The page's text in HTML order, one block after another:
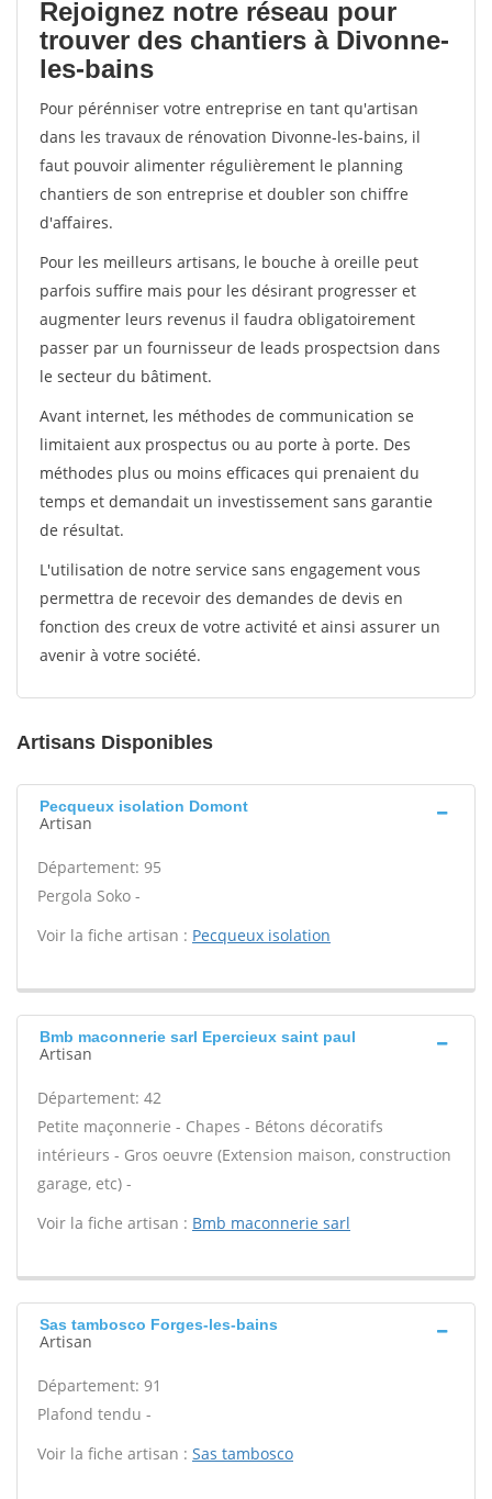
Rejoignez notre réseau pour
trouver des chantiers à Divonne-
les-bains
Pour pérénniser votre entreprise en tant qu'artisan
dans les travaux de rénovation Divonne-les-bains, il
faut pouvoir alimenter régulièrement le planning
chantiers de son entreprise et doubler son chiffre
d'affaires.
Pour les meilleurs artisans, le bouche à oreille peut
parfois suffire mais pour les désirant progresser et
augmenter leurs revenus il faudra obligatoirement
passer par un fournisseur de leads prospectsion dans
le secteur du bâtiment.
Avant internet, les méthodes de communication se
limitaient aux prospectus ou au porte à porte. Des
méthodes plus ou moins efficaces qui prenaient du
temps et demandait un investissement sans garantie
de résultat.
L'utilisation de notre service sans engagement vous
permettra de recevoir des demandes de devis en
fonction des creux de votre activité et ainsi assurer un
avenir à votre société.
Artisans Disponibles
Pecqueux isolation Domont
Artisan
Département: 95
Pergola Soko -
Voir la fiche artisan : Pecqueux isolation
Bmb maconnerie sarl Epercieux saint paul
Artisan
Département: 42
Petite maçonnerie - Chapes - Bétons décoratifs
intérieurs - Gros oeuvre (Extension maison, construction
garage, etc) -
Voir la fiche artisan : Bmb maconnerie sarl
Sas tambosco Forges-les-bains
Artisan
Département: 91
Plafond tendu -
Voir la fiche artisan : Sas tambosco